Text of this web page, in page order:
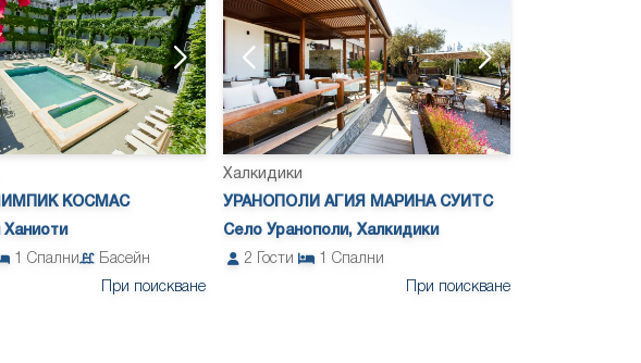
КОСМАС
Ханиоти
1 Спални
Басейн
При поискване
Халкидики
УРАНОПОЛИ АГИЯ МАРИНА СУИТС
Село Уранополи, Халкидики
2
Гости 1 Спални
При поискване